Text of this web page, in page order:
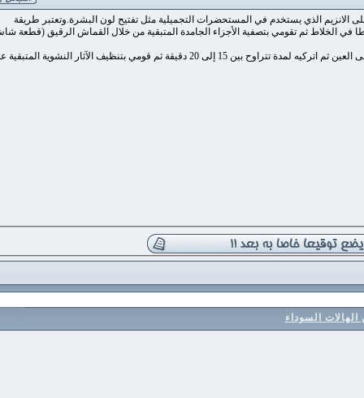
الذي يستخدم في المستحضرات التجميلية مثل تفتيح لون البشرة.وتعتبر طريقة
ثم تقومي بتصفية الأجزاء الجامدة المتبقية من خلال القماش الرقيق (قطعة شاش)
والسائل، حسب أخبار اليوم، على الجزء المراد أسفل العين مع تسرب العصير إلى العين ثم اتركيه لمدة تتراوح بين 15 إلى 20 دقيقة ثم قومي بتنظيف الآثار النشوية المتبقية على
السوداء